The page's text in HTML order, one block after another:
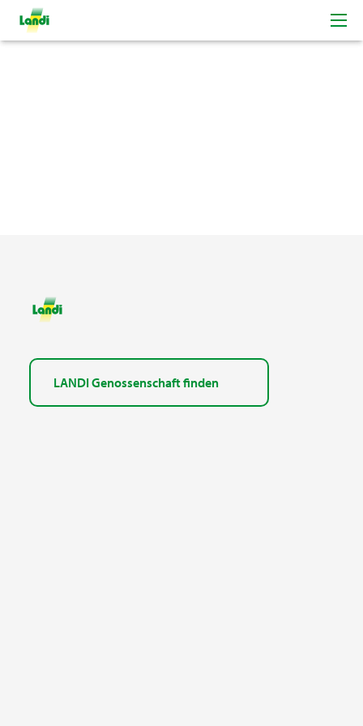
LANDI Genossenschaft finden